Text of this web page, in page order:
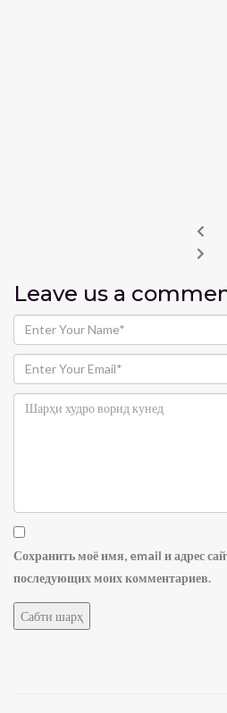
Leave us a
Сохранить моё имя, email и адрес
последующих моих комментариев.